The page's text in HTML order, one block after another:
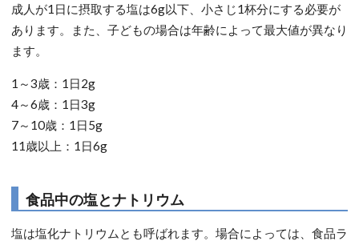
成人が1日に摂取する塩は6g以下、小さじ1杯分にする必要が
あります。また、子どもの場合は年齢によって最大値が異なり
ます。
1～3歳：1日2g
4～6歳：1日3g
7～10歳：1日5g
11歳以上：1日6g
食品中の塩とナトリウム
塩は塩化ナトリウムとも呼ばれます。場合によっては、食品ラ